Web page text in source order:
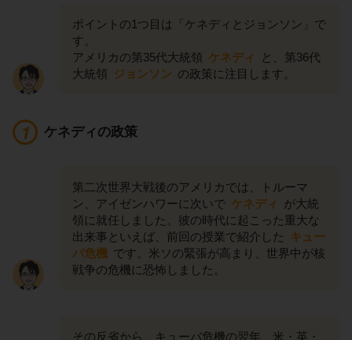
ポイントの1つ目は「ケネディとジョンソン」で
す。
アメリカの第35代大統領 ケネディ
と、第36代
大統領
ジョンソン の政策に注目します。
ケネディの政策
第二次世界大戦後のアメリカでは、トルーマ
ン、アイゼンハワーに次いで ケネディ が大統
領に就任しました。彼の時代に起こった重大な
出来事といえば、前回の授業で紹介した キュー
バ危機 です。米ソの緊張が高まり、世界中が核
戦争の危機に恐怖しました。
その反省から、キューバ危機の翌年、米・英・